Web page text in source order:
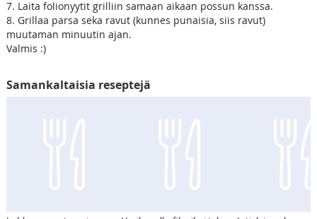
7. Laita folionyytit grilliin samaan aikaan possun kanssa.
8. Grillaa parsa seka ravut (kunnes punaisia, siis ravut)
muutaman minuutin ajan.
Valmis :)
Samankaltaisia reseptejä